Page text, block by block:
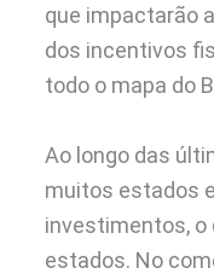
que impactarão
dos incentivos
todo o mapa do
Ao longo das
muitos estados
investimentos, o
estados. No